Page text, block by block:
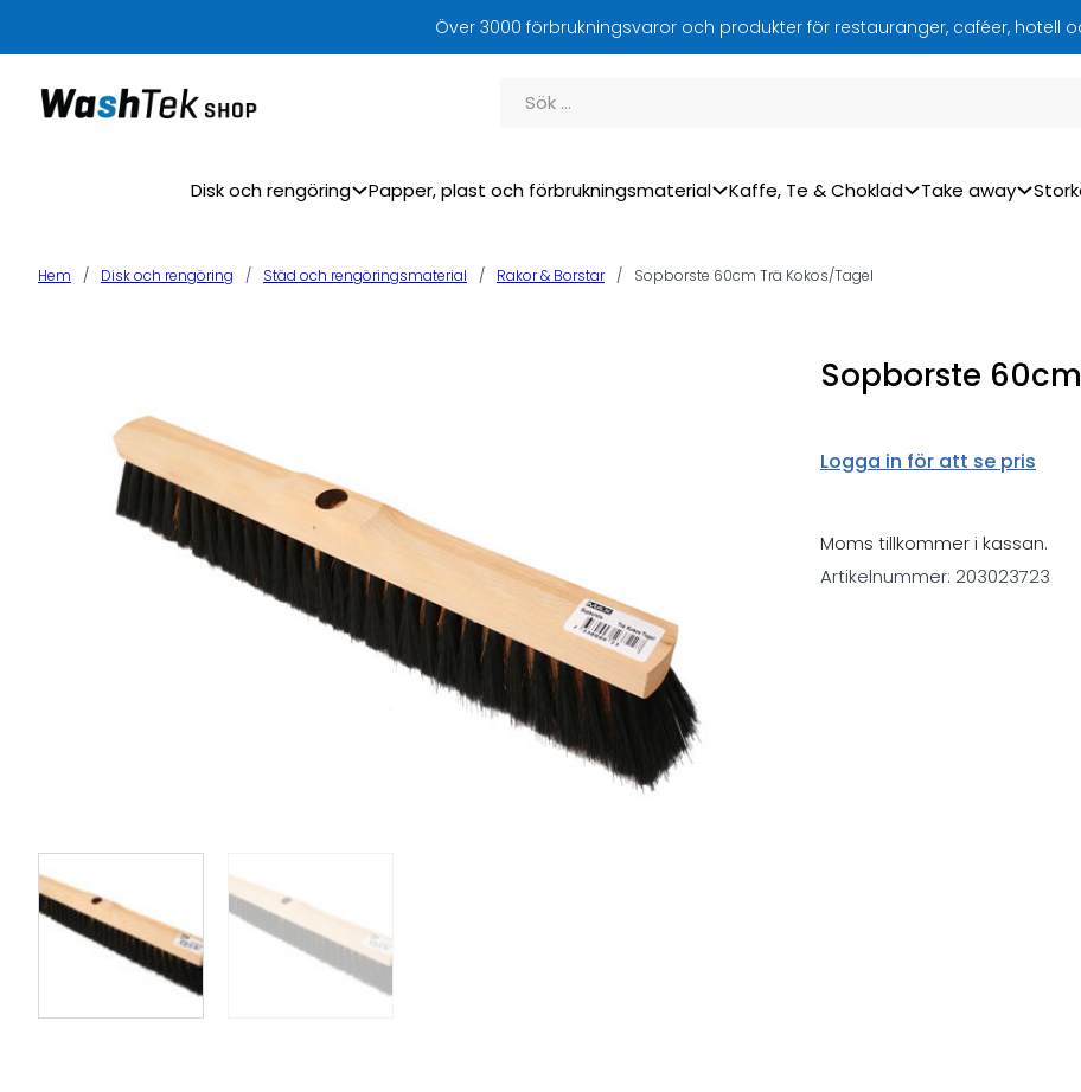
Över 3000 förbrukningsvaror och produkter för restauranger, caféer, hotell
Sök
Disk och rengöring Papper, plast och förbrukningsmaterial Kaffe, Te & Choklad Take away
Hem / Disk och rengöring / Städ och rengöringsmaterial / Rakor & Borstar / Sopborste 60cm Trä Kokos/Tagel
Sopborste
Logga in för att se pris
Moms tillkommer i kassan.
Artikelnummer: 203023723